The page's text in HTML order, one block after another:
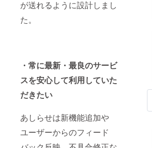
が送れるように設計しまし
た。
・常に最新・最良のサービ
スを安心して利用していた
だきたい
あしらせは新機能追加や
ユーザーからのフィード